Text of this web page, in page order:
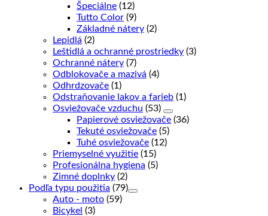
Špeciálne (12)
Tutto Color (9)
Základné nátery (2)
Lepidlá (2)
Leštidlá a ochranné prostriedky (3)
Ochranné nátery (7)
Odblokovače a mazivá (4)
Odhrdzovače (1)
Odstraňovanie lakov a farieb (1)
Osviežovače vzduchu (53)
Papierové osviežovače (36)
Tekuté osviežovače (5)
Tuhé osviežovače (12)
Priemyselné využitie (15)
Profesionálna hygiena (5)
Zimné doplnky (2)
Podľa typu použitia (79)
Auto - moto (59)
Bicykel (3)